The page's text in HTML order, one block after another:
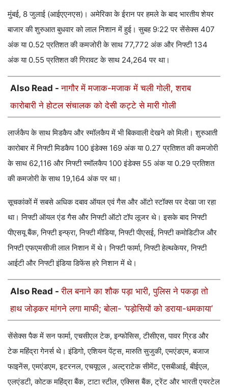
मुंबई, 8 जुलाई (आईएएनएस)। अमेरिका के ईरान पर हमले के बाद भारतीय शेयर
बाजार की शुरुआत बुधवार को लाल निशान में हुई। सुबह 9:22 पर सेंसेक्स 407
अंक या 0.52 प्रतिशत की कमजोरी के साथ 77,772 अंक और निफ्टी 134
अंक या 0.55 प्रतिशत की गिरावट के साथ 24,264 पर था।
Also Read -नागौर में मजाक-मजाक में चली गोली, शराब
कारोबारी ने होटल संचालक को देसी कट्टे से मारी गोली
लार्जकैप के साथ मिडकैप और स्मॉलकैप में भी बिकवाली देखने को मिली। शुरुआती
कारोबार में निफ्टी मिडकैप 100 इंडेक्स 169 अंक या 0.27 प्रतिशत की कमजोरी
के साथ 62,116 और निफ्टी स्मॉलकैप 100 इंडेक्स 55 अंक या 0.29 प्रतिशत
की कमजोरी के साथ 19,164 अंक पर था।
सूचकांकों में सबसे अधिक दबाव ऑयल एवं गैस और ऑटो स्टॉक्स पर देखा जा रहा
था। निफ्टी ऑयल एंड गैस और निफ्टी ऑटो टॉप लूजर थे। इसके बाद निफ्टी
पीएसयू बैंक, निफ्टी इन्फ्रा, निफ्टी मीडिया, निफ्टी पीएसई, निफ्टी कमोडिटीज और
निफ्टी एफएमसीजी लाल निशान में थे। निफ्टी फार्मा, निफ्टी हेल्थकेयर, निफ्टी
आईटी और निफ्टी इंडिया डिफेंस हरे निशान में थे।
Also Read -रील बनाने का शौक पड़ा भारी, पुलिस ने पकड़ा तो
हाथ जोड़कर मांगने लगा माफी; बोला- ‘पड़ोसियों को डराया-धमकाया’
सेंसेक्स पैक में सन फार्मा, एचसीएल टेक, इन्फोसिस, टीसीएस, पावर ग्रिड और
टेक महिंद्रा गेनर्स थे। इंडिगो, एशियन पेंट्स, मारुति सुजुकी, एमएंडएम, बजाज
फाइनेंस, एमएंडएम, इटरनल, एचयूएल , अल्ट्राटेक सीमेंट, एसबीआई, बीईएल,
एलएंडटी, कोटक महिंद्रा बैंक, टाटा स्टील, एक्सिस बैंक, ट्रेंट और भारती एयरटेल